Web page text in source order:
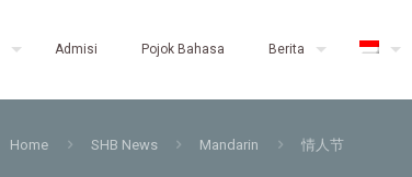
Admisi Pojok Bahasa Berita
Home SHB News Mandarin 情人节